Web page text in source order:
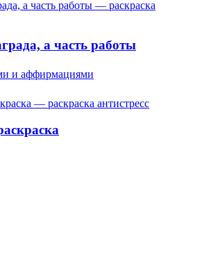
а часть работы
и аффирмациями